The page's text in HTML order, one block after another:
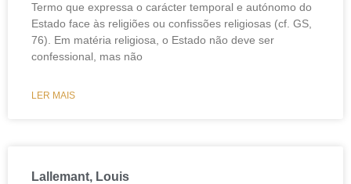
Termo que expressa o carácter temporal e autónomo do
Estado face às religiões ou confissões religiosas (cf. GS,
76). Em matéria religiosa, o Estado não deve ser
confessional, mas não
LER MAIS
Lallemant, Louis